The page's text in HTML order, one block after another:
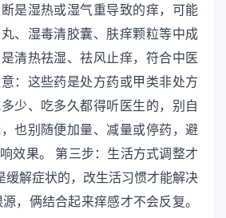
是湿热或湿气重导致的痒，可能
、湿毒清胶囊、肤痒颗粒等中成
清热祛湿、祛风止痒，符合中医
：这些药是处方药或甲类非处方
少、吃多久都得听医生的，别自
也别随便加量、减量或停药，避
效果。 第三步：生活方式调整才
缓解症状的，改生活习惯才能解决
，俩结合起来痒感才不会反复。